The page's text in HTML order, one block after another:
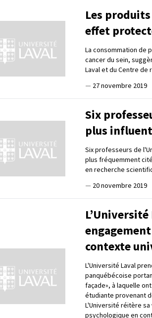
Les
effet
La consommation de
cancer du sein,
Laval et du Centre de
— 27 novembre 2019
Six
plus
Six professeurs de
plus fréquemment
en recherche
— 20 novembre 2019
contexte
L'Université Laval
panquébécoise
façade», à laquelle
étudiante provenant
L'Université réitère
psychologique en